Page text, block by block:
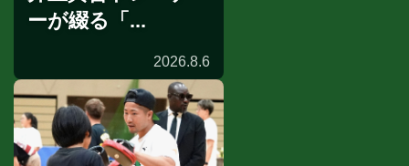
ーが綴る「...
2026.8.6